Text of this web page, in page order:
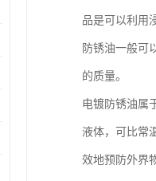
品是可以利用
防锈油一般可
的质量。
电镀防锈油属
液体，可比常
效地预防外界